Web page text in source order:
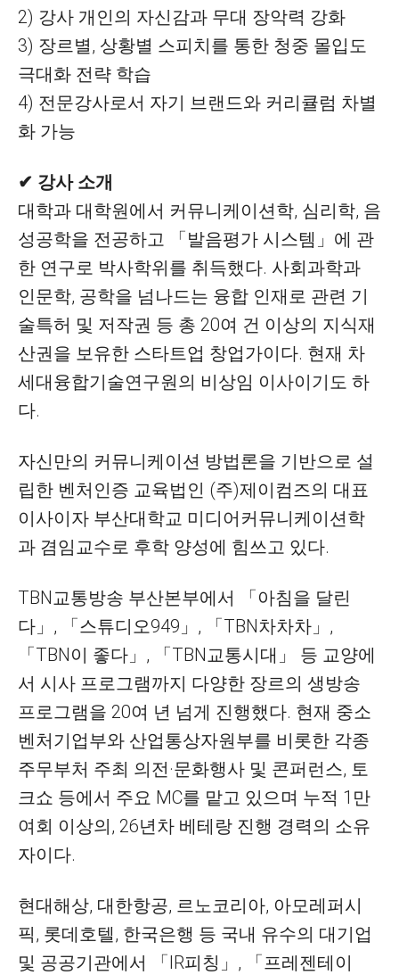
2) 강사 개인의 자신감과 무대 장악력 강화
3) 장르별, 상황별 스피치를 통한 청중 몰입도
극대화 전략 학습
4) 전문강사로서 자기 브랜드와 커리큘럼 차별
화 가능
✔ 강사 소개
대학과 대학원에서 커뮤니케이션학, 심리학, 음
성공학을 전공하고 「발음평가 시스템」에 관
한 연구로 박사학위를 취득했다. 사회과학과
인문학, 공학을 넘나드는 융합 인재로 관련 기
술특허 및 저작권 등 총 20여 건 이상의 지식재
산권을 보유한 스타트업 창업가이다. 현재 차
세대융합기술연구원의 비상임 이사이기도 하
다.
자신만의 커뮤니케이션 방법론을 기반으로 설
립한 벤처인증 교육법인 (주)제이컴즈의 대표
이사이자 부산대학교 미디어커뮤니케이션학
과 겸임교수로 후학 양성에 힘쓰고 있다.
TBN교통방송 부산본부에서 「아침을 달린
다」, 「스튜디오949」, 「TBN차차차」,
「TBN이 좋다」, 「TBN교통시대」 등 교양에
서 시사 프로그램까지 다양한 장르의 생방송
프로그램을 20여 년 넘게 진행했다. 현재 중소
벤처기업부와 산업통상자원부를 비롯한 각종
주무부처 주최 의전·문화행사 및 콘퍼런스, 토
크쇼 등에서 주요 MC를 맡고 있으며 누적 1만
여회 이상의, 26년차 베테랑 진행 경력의 소유
자이다.
현대해상, 대한항공, 르노코리아, 아모레퍼시
픽, 롯데호텔, 한국은행 등 국내 유수의 대기업
및 공공기관에서 「IR피칭」, 「프레젠테이